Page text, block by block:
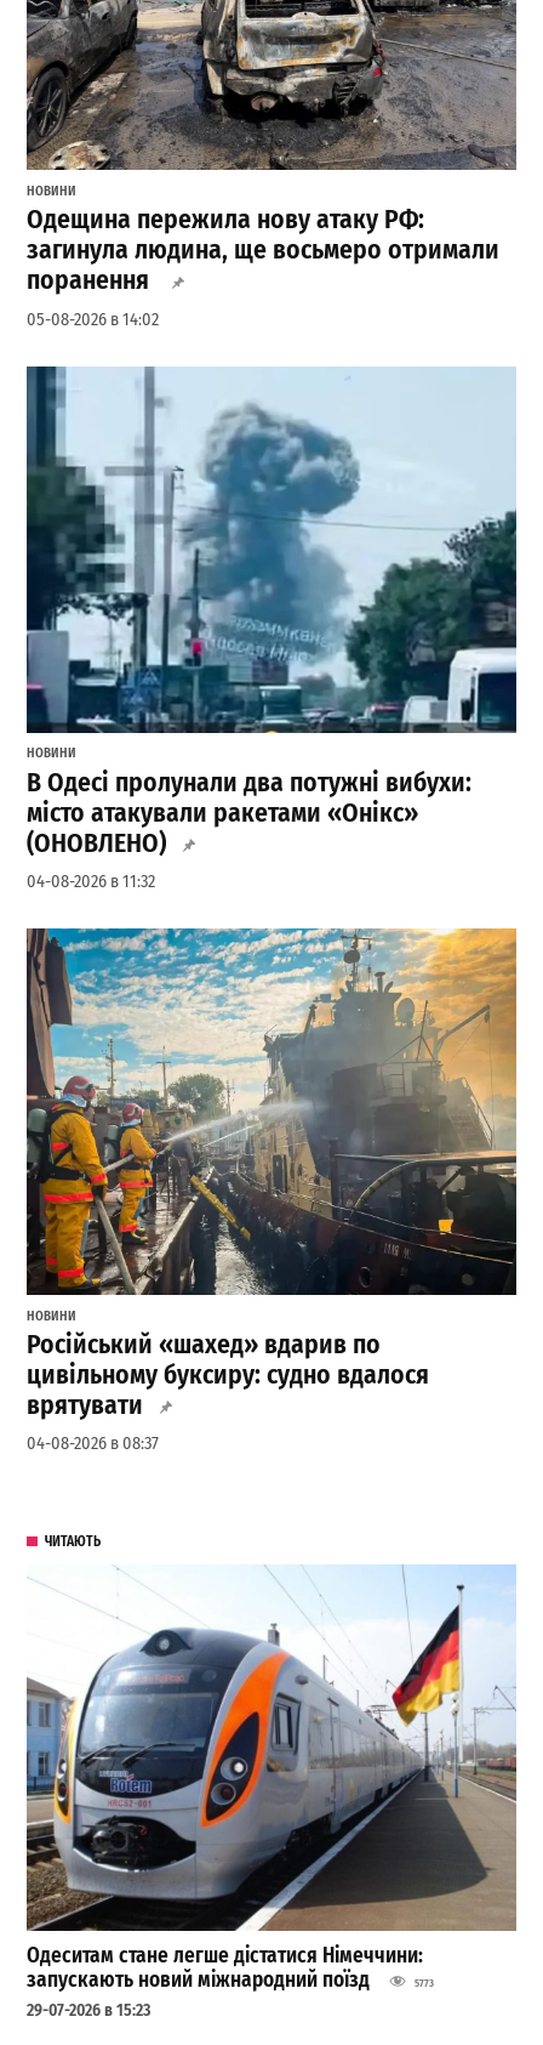
НОВИНИ
Одещина пережила нову атаку РФ:
загинула людина, ще восьмеро отримали
поранення
05-08-2026 в 14:02
НОВИНИ
В Одесі пролунали два потужні вибухи:
місто атакували ракетами «Онікс»
(ОНОВЛЕНО)
04-08-2026 в 11:32
НОВИНИ
Російський «шахед» вдарив по
цивільному буксиру: судно вдалося
врятувати
04-08-2026 в 08:37
ЧИТАЮТЬ
Одеситам стане легше дістатися Німеччини:
запускають новий міжнародний поїзд
5773
29-07-2026 в 15:23